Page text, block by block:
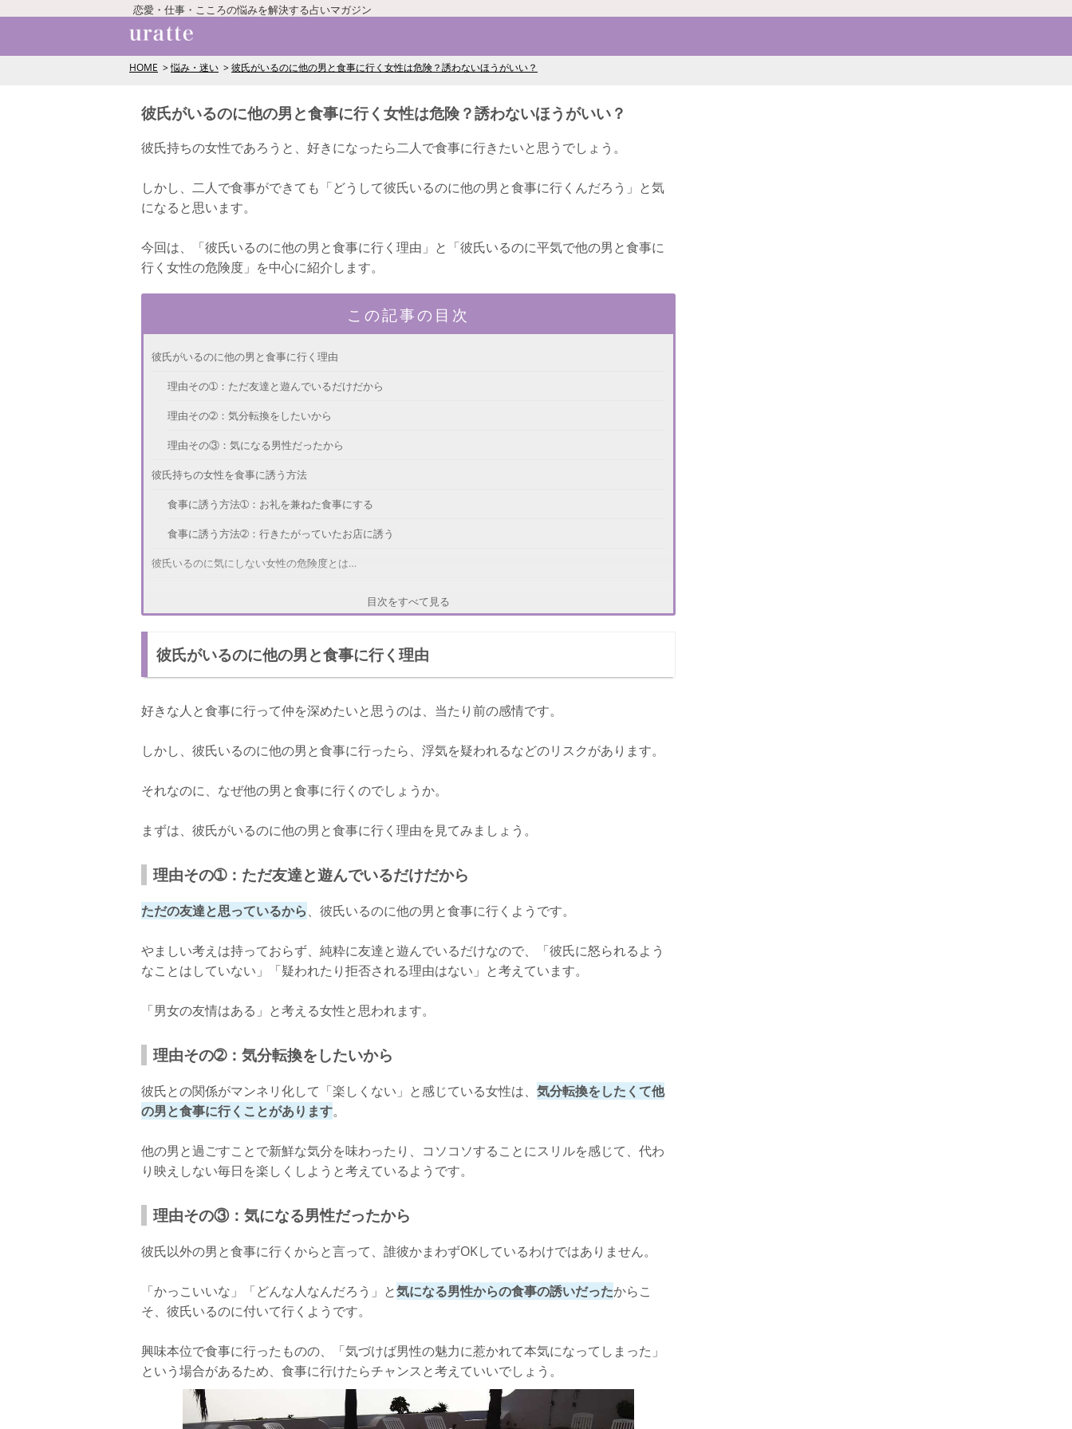
恋愛・仕事・こころの悩みを解決する占いマガジン
HOME 悩み・迷い 彼氏がいるのに他の男と食事に行く女性は危険？誘わないほうがいい？
彼氏がいるのに他の男と食事に行く女性は危険？誘わないほうがいい？
彼氏持ちの女性であろうと、好きになったら二人で食事に行きたいと思うでしょう。
しかし、二人で食事ができても「どうして彼氏いるのに他の男と食事に行くんだろう」と気
になると思います。
今回は、「彼氏いるのに他の男と食事に行く理由」と「彼氏いるのに平気で他の男と食事に
行く女性の危険度」を中心に紹介します。
この記事の目次
彼氏がいるのに他の男と食事に行く理由
理由その➀：ただ友達と遊んでいるだけだから
理由その➁：気分転換をしたいから
理由その③：気になる男性だったから
彼氏持ちの女性を食事に誘う方法
食事に誘う方法➀：お礼を兼ねた食事にする
食事に誘う方法➁：行きたがっていたお店に誘う
彼氏いるのに気にしない女性の危険度とは…
本気にならないほうがいい女性の特徴
特徴その➀：たくさんの男性と遊んでいる
特徴その➁：彼氏のことが大好き
目次をすべて見る
彼氏がいるのに他の男と食事に行く理由
好きな人と食事に行って仲を深めたいと思うのは、当たり前の感情です。
しかし、彼氏いるのに他の男と食事に行ったら、浮気を疑われるなどのリスクがあります。
それなのに、なぜ他の男と食事に行くのでしょうか。
まずは、彼氏がいるのに他の男と食事に行く理由を見てみましょう。
理由その➀：ただ友達と遊んでいるだけだから
ただの友達と思っているから、彼氏いるのに他の男と食事に行くようです。
やましい考えは持っておらず、純粋に友達と遊んでいるだけなので、「彼氏に怒られるよう
なことはしていない」「疑われたり拒否される理由はない」と考えています。
「男女の友情はある」と考える女性と思われます。
理由その➁：気分転換をしたいから
彼氏との関係がマンネリ化して「楽しくない」と感じている女性は、 気分転換をしたくて他
の男と食事に行くことがあります。
他の男と過ごすことで新鮮な気分を味わったり、コソコソすることにスリルを感じて、代わ
り映えしない毎日を楽しくしようと考えているようです。
理由その③：気になる男性だったから
彼氏以外の男と食事に行くからと言って、誰彼かまわずOKしているわけではありません。
「かっこいいな」「どんな人なんだろう」と気になる男性からの食事の誘いだったからこ
そ、彼氏いるのに付いて行くようです。
興味本位で食事に行ったものの、「気づけば男性の魅力に惹かれて本気になってしまった」
という場合があるため、食事に行けたらチャンスと考えていいでしょう。